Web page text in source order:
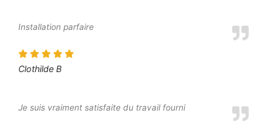
Installation parfaire
Clothilde B
Je suis vraiment satisfaite du travail fourni